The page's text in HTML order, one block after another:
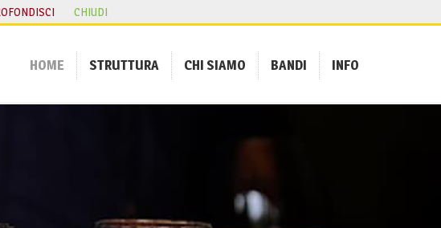
HOME STRUTTURA CHI SIAMO BANDI INFO
CHIUDI